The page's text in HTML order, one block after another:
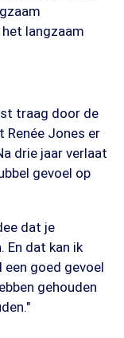
langzaam
traag door de
Renée Jones er
drie jaar verlaat
gevoel op
dat je
En dat kan ik
een goed gevoel
gehouden